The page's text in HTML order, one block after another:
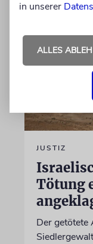
JUSTIZ
Tötung
Der getötete
in unserer
ALLES